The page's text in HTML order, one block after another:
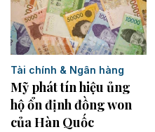
Tài chính & Ngân hàng
Mỹ phát tín hiệu ủng
hộ ổn định đồng won
của Hàn Quốc